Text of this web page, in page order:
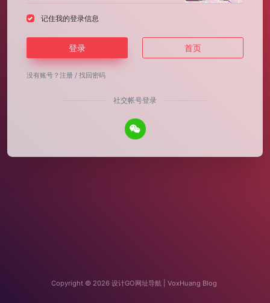
记住我的登录信息
登录 首页
没有账号？ 注册 / 找回密码
社交帐号登录
Copyright © 2026 设计GO网址导航 | VoxHuang Blog